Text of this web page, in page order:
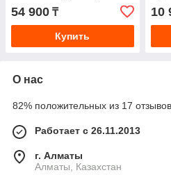
54 900 ₸
Купить
10
О нас
82% положительных из 17
Работает с 26.11.2013
г. Алматы
Алматы, Казахстан